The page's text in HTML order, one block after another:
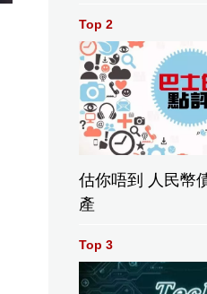
Top 2
估你唔到 人民幣
產
Top 3